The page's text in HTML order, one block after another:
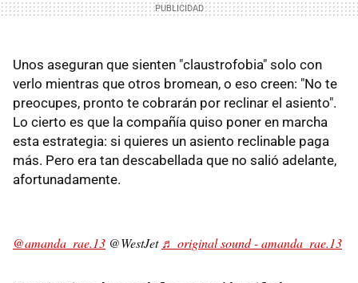
Unos aseguran que sienten "claustrofobia" solo con
verlo mientras que otros bromean, o eso creen: "No te
preocupes, pronto te cobrarán por reclinar el asiento".
Lo cierto es que la compañía quiso poner en marcha
esta estrategia: si quieres un asiento reclinable paga
más. Pero era tan descabellada que no salió adelante,
afortunadamente.
@amanda_rae.13 @WestJet ♬ original sound - amanda_rae.13